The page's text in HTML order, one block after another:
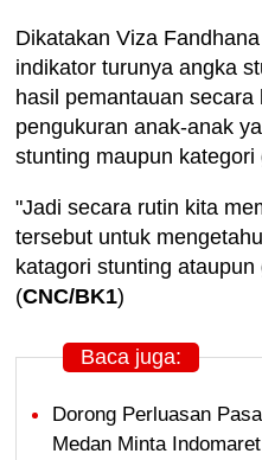
Dikatakan Viza
indikator turunya angka
hasil pemantauan secara
pengukuran anak-anak
stunting maupun kategori
"Jadi secara rutin kita
tersebut untuk
katagori stunting
(CNC/BK1)
Baca juga:
Dorong Perluasan
Medan Minta